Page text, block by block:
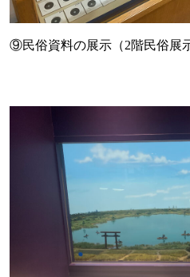
⑨民俗資料の展示（2階民俗展